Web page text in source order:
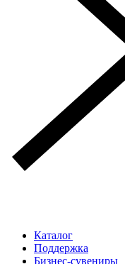
Каталог
Поддержка
Бизнес-сувениры